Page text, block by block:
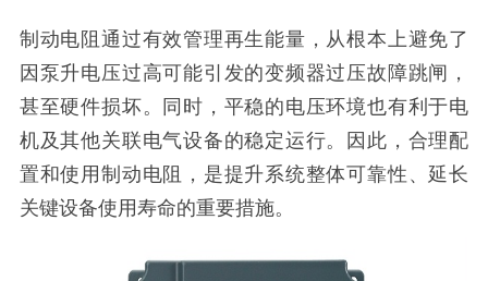
制动电阻通过有效管理再生能量，从根本上避免了
因泵升电压过高可能引发的变频器过压故障跳闸，
甚至硬件损坏。同时，平稳的电压环境也有利于电
机及其他关联电气设备的稳定运行。因此，合理配
置和使用制动电阻，是提升系统整体可靠性、延长
关键设备使用寿命的重要措施。